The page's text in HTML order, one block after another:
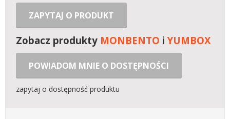
ZAPYTAJ O PRODUKT
Zobacz produkty MONBENTO iYUMBOX
POWIADOM MNIE O DOSTĘPNOŚCI
zapytaj o dostępność produktu